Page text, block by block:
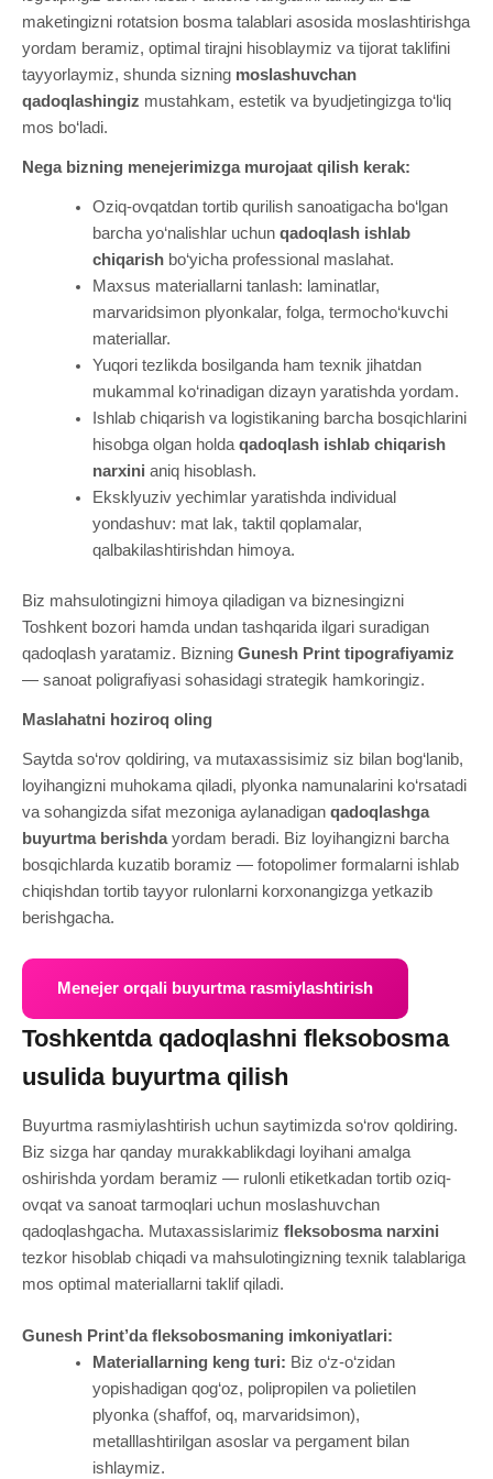
maketingizni rotatsion bosma talablari asosida moslashtirishga
yordam beramiz, optimal tirajni hisoblaymiz va tijorat taklifini
tayyorlaymiz, shunda sizning moslashuvchan
qadoqlashingiz mustahkam, estetik va byudjetingizga to‘liq
mos bo‘ladi.
Nega bizning menejerimizga murojaat qilish kerak:
Oziq-ovqatdan tortib qurilish sanoatigacha bo‘lgan
barcha yo‘nalishlar uchun qadoqlash ishlab
chiqarishbo‘yicha professional maslahat.
Maxsus materiallarni tanlash: laminatlar,
marvaridsimon plyonkalar, folga, termocho‘kuvchi
materiallar.
Yuqori tezlikda bosilganda ham texnik jihatdan
mukammal ko‘rinadigan dizayn yaratishda yordam.
Ishlab chiqarish va logistikaning barcha bosqichlarini
hisobga olgan holda qadoqlash ishlab chiqarish
narxini aniq hisoblash.
Eksklyuziv yechimlar yaratishda individual
yondashuv: mat lak, taktil qoplamalar,
qalbakilashtirishdan himoya.
Biz mahsulotingizni himoya qiladigan va biznesingizni
Toshkent bozori hamda undan tashqarida ilgari suradigan
qadoqlash yaratamiz. Bizning Gunesh Print tipografiyamiz
— sanoat poligrafiyasi sohasidagi strategik hamkoringiz.
Maslahatni hoziroq oling
Saytda so‘rov qoldiring, va mutaxassisimiz siz bilan bog‘lanib,
loyihangizni muhokama qiladi, plyonka namunalarini ko‘rsatadi
va sohangizda sifat mezoniga aylanadigan qadoqlashga
buyurtma berishdayordam beradi. Biz loyihangizni barcha
bosqichlarda kuzatib boramiz — fotopolimer formalarni ishlab
chiqishdan tortib tayyor rulonlarni korxonangizga yetkazib
berishgacha.
Menejer orqali buyurtma rasmiylashtirish
Toshkentda qadoqlashni fleksobosma
usulida buyurtma qilish
Buyurtma rasmiylashtirish uchun saytimizda so‘rov qoldiring.
Biz sizga har qanday murakkablikdagi loyihani amalga
oshirishda yordam beramiz — rulonli etiketkadan tortib oziq-
ovqat va sanoat tarmoqlari uchun moslashuvchan
qadoqlashgacha. Mutaxassislarimiz fleksobosma narxini
tezkor hisoblab chiqadi va mahsulotingizning texnik talablariga
mos optimal materiallarni taklif qiladi.
Gunesh Print’da fleksobosmaning imkoniyatlari:
Materiallarning keng turi: Biz o‘z-o‘zidan
yopishadigan qog‘oz, polipropilen va polietilen
plyonka (shaffof, oq, marvaridsimon),
metalllashtirilgan asoslar va pergament bilan
ishlaymiz.